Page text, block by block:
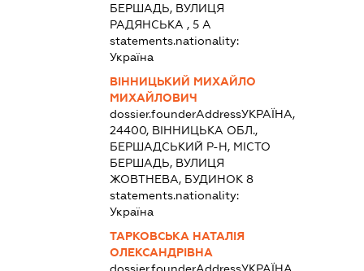
БЕРШАДЬ, ВУЛИЦЯ
РАДЯНСЬКА , 5 А
statements.nationality:
Україна
ВІННИЦЬКИЙ МИХАЙЛО
МИХАЙЛОВИЧ
dossier.founderAddressУКРАЇНА,
24400, ВІННИЦЬКА ОБЛ.,
БЕРШАДСЬКИЙ Р-Н, МІСТО
БЕРШАДЬ, ВУЛИЦЯ
ЖОВТНЕВА, БУДИНОК 8
statements.nationality:
Україна
ТАРКОВСЬКА НАТАЛІЯ
ОЛЕКСАНДРІВНА